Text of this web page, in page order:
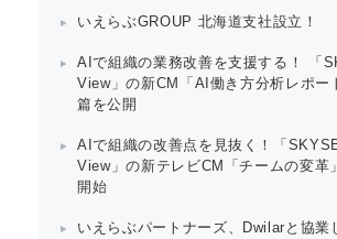
いえらぶGROUP 北海道支社設立！
AIで組織の業務改善を支援する！ 「
View」の新CM「AI働き方分析レポー
篇を公開
AIで組織の改善点を見抜く！「
View」の新テレビCM「チームの変革
開始
いえらぶパートナーズ、Dwilarと協業